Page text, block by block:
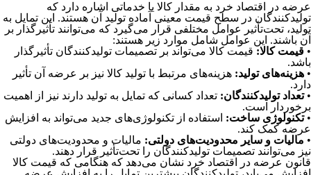
عرضه در اقتصاد خرد به مقدار کالا یا خدماتی اشاره دارد که
تولیدکنندگان در سطح قیمت معینی آماده تولید آن هستند. این تمایل به
تولید، تحت‌تأثیر عوامل مختلفی قرار می‌گیرد که می‌توانند تأثیرگذار بر
آن باشند. این عوامل شامل موارد زیر هستند:
• قیمت کالا: قیمت کالا می‌تواند بر تصمیمات تولیدکنندگان تأثیرگذار
باشد.
• هزینه‌های تولید: هزینه‌های مرتبط با تولید کالا نیز بر عرضه آن تأثیر
دارد.
• تعداد تولیدکنندگان: تعداد کسانی که تمایل به تولید دارند نیز از اهمیت
برخوردار است.
•تکنولوژی ساخت: استفاده از تکنولوژی‌های جدید می‌تواند به افزایش
عرضه کمک کند.
• مالیات و سایر محدودیت‌های دولتی: مالیات و محدودیت‌های دولتی
نیز می‌توانند تصمیمات تولیدکنندگان را تحت‌تأثیر قرار دهند.
قانون عرضه در اقتصاد خرد نشان می‌دهد که هنگامی که قیمت کالا